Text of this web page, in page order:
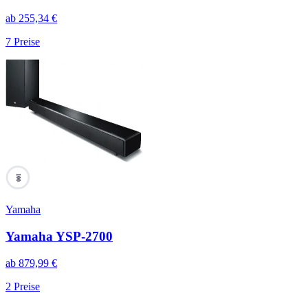
ab 255,34 €
7 Preise
100
Yamaha
Yamaha YSP-2700
ab 879,99 €
2 Preise